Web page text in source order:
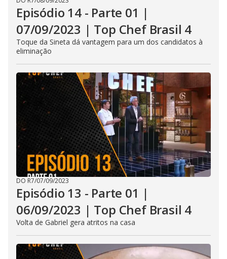
Episódio 14 - Parte 01 |
07/09/2023 | Top Chef Brasil 4
Toque da Sineta dá vantagem para um dos candidatos à
eliminação
DO R7/07/09/2023
Episódio 13 - Parte 01 |
06/09/2023 | Top Chef Brasil 4
Volta de Gabriel gera atritos na casa